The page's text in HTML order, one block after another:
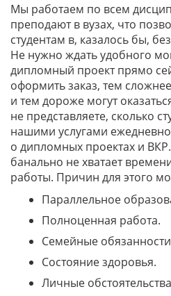
Мы работаем по всем
преподают в вузах, что
студентам в, казалось бы,
Не нужно ждать удобного
дипломный проект прямо
оформить заказ, тем
и тем дороже могут
не представляете, сколько
нашими услугами
о дипломных проектах и
банально не хватает
работы. Причин для этого
Параллельное
Полноценная работа.
Семейные
Состояние здоровья.
Личные